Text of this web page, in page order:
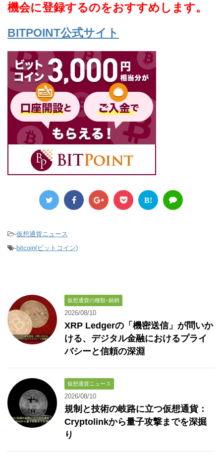
機会に登録するのをおすすめします。
BITPOINT公式サイト
B!
-仮想通貨ニュース
-bitcoin(ビットコイン)
仮想通貨の種類･銘柄
2026/08/10
XRP Ledgerの「機密送信」が問いか
ける、デジタル金融におけるプライ
バシーと信頼の深淵
仮想通貨ニュース
2026/08/10
規制と技術の岐路に立つ仮想通貨：
Cryptolinkから量子攻撃までを深掘
り